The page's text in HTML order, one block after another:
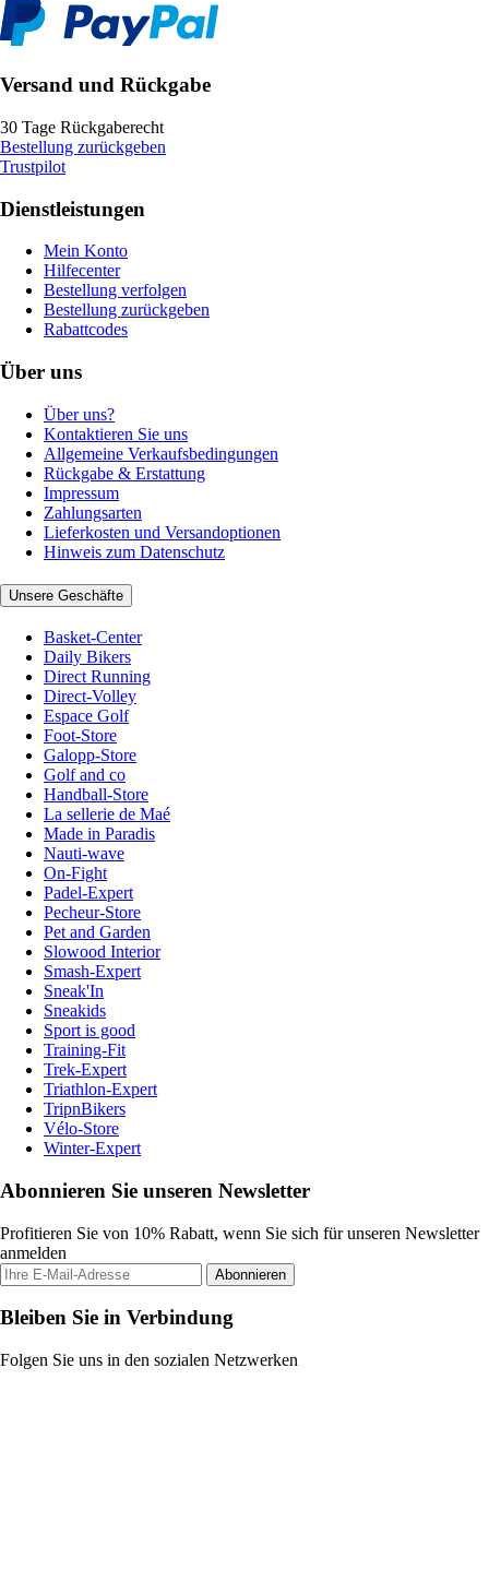
Versand und Rückgabe
30 Tage Rückgaberecht
Bestellung zurückgeben
Trustpilot
Dienstleistungen
Mein Konto
Hilfecenter
Bestellung verfolgen
Bestellung zurückgeben
Rabattcodes
Über uns
Über uns?
Kontaktieren Sie uns
Allgemeine Verkaufsbedingungen
Rückgabe & Erstattung
Impressum
Zahlungsarten
Lieferkosten und Versandoptionen
Hinweis zum Datenschutz
Unsere Geschäfte
Basket-Center
Daily Bikers
Direct Running
Direct-Volley
Espace Golf
Foot-Store
Galopp-Store
Golf and co
Handball-Store
La sellerie de Maé
Made in Paradis
Nauti-wave
On-Fight
Padel-Expert
Pecheur-Store
Pet and Garden
Slowood Interior
Smash-Expert
Sneak'In
Sneakids
Sport is good
Training-Fit
Trek-Expert
Triathlon-Expert
TripnBikers
Vélo-Store
Winter-Expert
Abonnieren Sie unseren Newsletter
Profitieren Sie von 10% Rabatt, wenn Sie sich für unseren Newsletter
anmelden
Abonnieren
Bleiben Sie in Verbindung
Folgen Sie uns in den sozialen Netzwerken